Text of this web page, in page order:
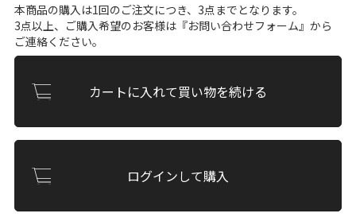
本商品の購入は1回のご注文につき、3点までとなります。
3点以上、ご購入希望のお客様は『お問い合わせフォーム 』から
ご連絡ください。
カートに入れて買い物を続ける
ログインして購入